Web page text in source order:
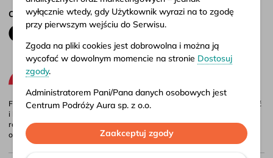
Obserwuj nas
Firma Aura jest administratorem portalu bilety.pl, gdzie możesz porównać
i kupić bilety autokarowe krajowe i międzynarodowe online. Bilety są
również dostępne w naszych biurach stacjonarnych – adresy i godziny
otwarcia znajdziesz w
punktach sprzedaży.
wyłącznie wtedy, gdy Użytkownik wyrazi na to zgodę
przy pierwszym wejściu do Serwisu.
Zgoda na pliki cookies jest dobrowolna i można ją
wycofać w dowolnym momencie na stronie Dostosuj
zgody.
Administratorem Pani/Pana danych osobowych jest
Centrum Podróży Aura sp. z o.o.
Więcej informacji o przetwarzaniu danych osobowych
oraz korzystaniu przez Serwis z plików cookies
Zaakceptuj zgody